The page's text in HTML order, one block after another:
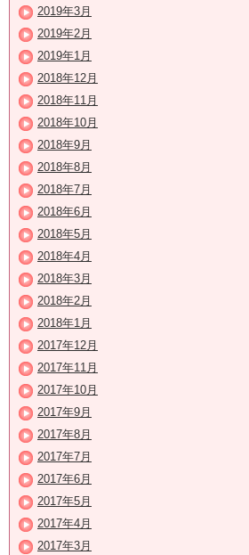
2019年3月
2019年2月
2019年1月
2018年12月
2018年11月
2018年10月
2018年9月
2018年8月
2018年7月
2018年6月
2018年5月
2018年4月
2018年3月
2018年2月
2018年1月
2017年12月
2017年11月
2017年10月
2017年9月
2017年8月
2017年7月
2017年6月
2017年5月
2017年4月
2017年3月